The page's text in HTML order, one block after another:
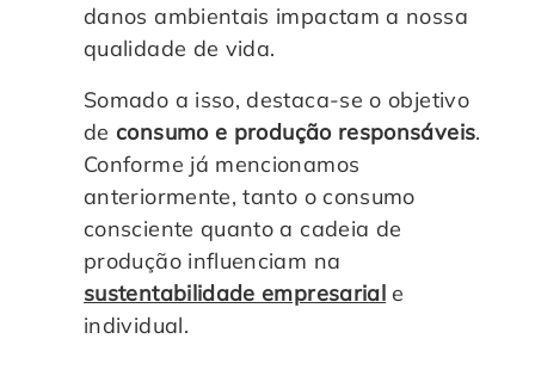
danos ambientais impactam a nossa
qualidade de vida.
Somado a isso, destaca-se o objetivo
de consumo e produção responsáveis.
Conforme já mencionamos
anteriormente, tanto o consumo
consciente quanto a cadeia de
produção influenciam na
sustentabilidade empresarial e
individual.